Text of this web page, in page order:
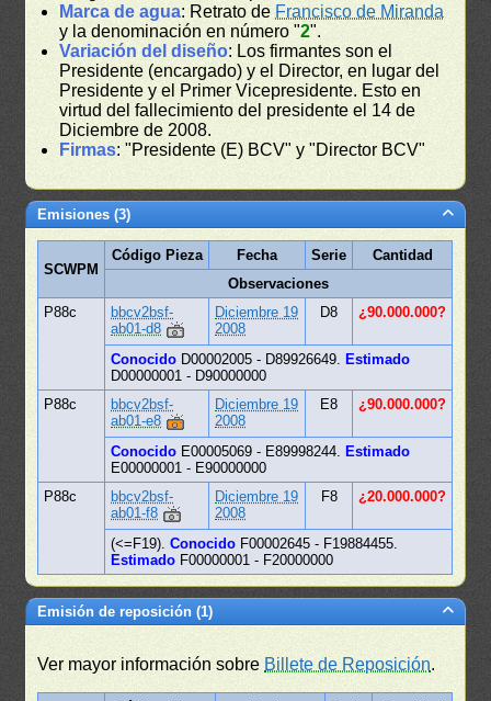
Marca de agua: Retrato de Francisco de Miranda
y la denominación en número "2".
Variación del diseño: Los firmantes son el
Presidente (encargado) y el Director, en lugar del
Presidente y el Primer Vicepresidente. Esto en
virtud del fallecimiento del presidente el 14 de
Diciembre de 2008.
Firmas: "Presidente (E) BCV" y "Director BCV"
Emisiones (3)
SCWPM
Código Pieza Fecha Serie
Cantidad
Observaciones
P88c
bbcv2bsf-
ab01-d8
Diciembre 19
2008
D8 ¿90.000.000?
Conocido D00002005 - D89926649.Estimado
D00000001 - D90000000
P88c
bbcv2bsf-
ab01-e8
Diciembre 19
2008
E8 ¿90.000.000?
Conocido E00005069 - E89998244.Estimado
E00000001 - E90000000
P88c
bbcv2bsf-
ab01-f8
Diciembre 19
2008
F8 ¿20.000.000?
(<=F19).Conocido F00002645 - F19884455.
Estimado F00000001 - F20000000
Emisión de reposición (1)
Ver mayor información sobre Billete de Reposición.